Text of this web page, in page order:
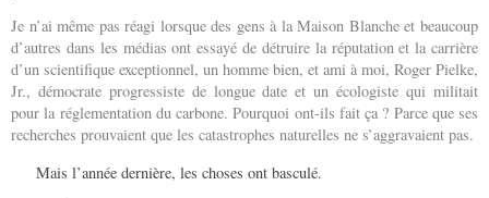
Je n’ai même pas réagi lorsque des gens à la Maison Blanche et beaucoup
d’autres dans les médias ont essayé de détruire la réputation et la carrière
d’un scientifique exceptionnel, un homme bien, et ami à moi, Roger Pielke,
Jr., démocrate progressiste de longue date et un écologiste qui militait
pour la réglementation du carbone. Pourquoi ont-ils fait ça ? Parce que ses
recherches prouvaient que les catastrophes naturelles ne s’aggravaient pas.
Mais l’année dernière, les choses ont basculé.